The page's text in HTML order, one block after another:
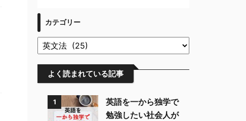
カテゴリー
よく読まれている記事
1
英語を一から独学で
勉強したい社会人が